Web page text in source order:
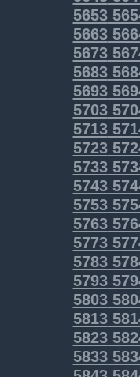
5653
5663
5673
5683
5693
5703
5713
5723
5733
5743
5753
5763
5773
5783
5793
5803
5813
5823
5833